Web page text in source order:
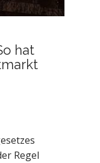
hat
Regel